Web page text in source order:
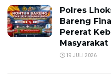
Polres
Bareng
Pererat
Masyarakat
19 JULI 2026